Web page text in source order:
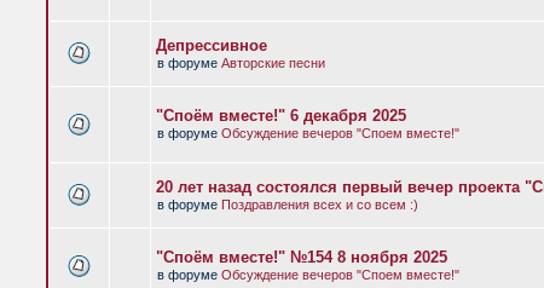
Депрессивное
в форуме Авторские песни
"Споём вместе!" 6 декабря 2025
в форуме Обсуждение вечеров "Споем вместе!"
20 лет назад состоялся первый вечер проекта
в форуме Поздравления всех и со всем :)
"Споём вместе!" №154 8 ноября 2025
в форуме Обсуждение вечеров "Споем вместе!"